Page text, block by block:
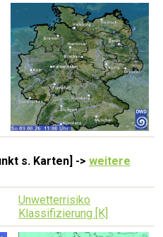
s. Karten] -> weitere
Unwetterrisiko
Klassifizierung [K]